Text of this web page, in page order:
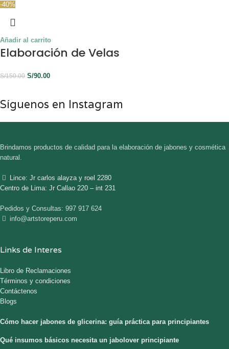
-40%
Añadir al carrito
Elaboración de Velas
S/150.00 S/90.00
Síguenos en Instagram
Brindamos productos de calidad para la elaboración de jabones y cosmética
natural.
Lince: Jr carlos alayza y roel 2280
Centro de Lima: Jr Callao 220 – int 231
Pedidos y Consultas: 997 917 624
info@artstoreperu.com
Links de Interes
Libro de Reclamaciones
Términos y condiciones
Contáctenos
Blogs
Cómo hacer jabones de glicerina: guía práctica para principiantes
Qué insumos básicos necesita un jabolover principiante